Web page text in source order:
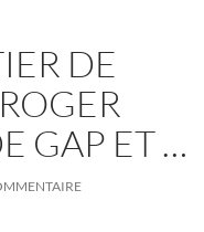
DE
GAP ET …